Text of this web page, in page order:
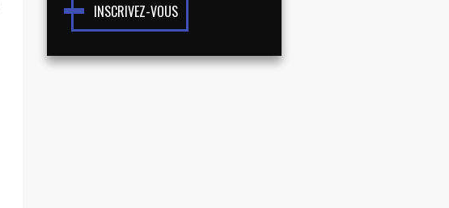
INSCRIVEZ-VOUS